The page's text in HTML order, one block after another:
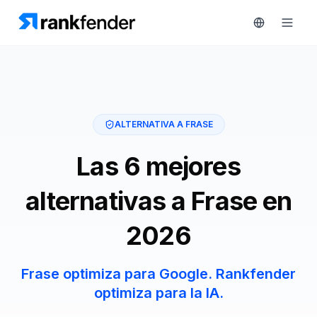
Seguimiento
Precios
ALTERNATIVA A FRASE
Las 6 mejores
alternativas a Frase en
2026
Frase optimiza para Google. Rankfender
optimiza para la IA.